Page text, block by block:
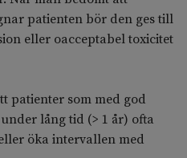
patienten bör den ges till
eller oacceptabel toxicitet
patienter som med god
lång tid (> 1 år) ofta
öka intervallen med